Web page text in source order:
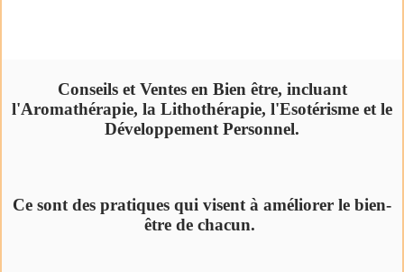
Conseils et Ventes en Bien être, incluant
l'Aromathérapie, la Lithothérapie, l'Esotérisme et le
Développement Personnel.
Ce sont des pratiques qui visent à améliorer le bien-
être de chacun.